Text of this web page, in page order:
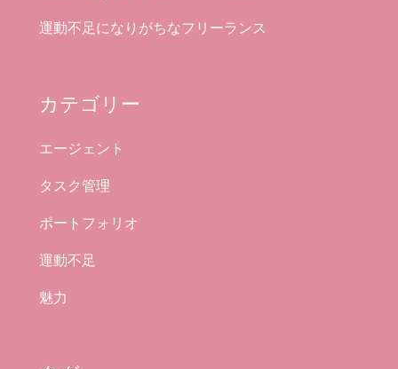
運動不足になりがちなフリーランス
カテゴリー
エージェント
タスク管理
ポートフォリオ
運動不足
魅力